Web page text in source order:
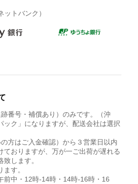
ットバンク）
番号・補償あり）のみです。（沖
ック」になりますが、配送会社は選択
方はご入金確認）から３営業日以内
ておりますが、万が一ご出荷が遅れる
します。
す。
前中・12時-14時・14時-16時・16